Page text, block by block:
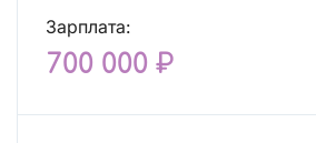
Зарплата:
700 000 ₽